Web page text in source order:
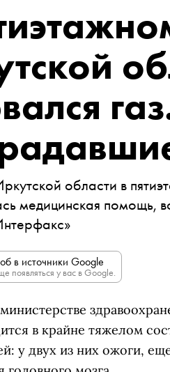
области в
медицинская помощь,
в источники Google
появляться у вас в Google.
в крайне тяжелом
у двух из них ожоги,